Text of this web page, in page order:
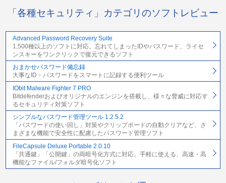
「各種セキュリティ」カテゴリのソフトレビュー
Advanced Password Recovery Suite
1,500種以上のソフトに対応。忘れてしまったIDやパスワード、ライセ
ンスキーをワンクリックで復元できるソフト
おまかせパスワード備忘録
大事なID・パスワードをスマートに記録する便利ツール
IObit Malware Fighter 7 PRO
Bitdefenderおよびオリジナルのエンジンを搭載し、様々な脅威に対応す
るセキュリティ対策ソフト
シンプルなパスワード管理ツール 1.2.5.2
「パスワードの使い回し」対策やクリップボードの自動クリアなど、さ
まざまな機能で安全性に配慮したパスワード管理ソフト
FileCapsule Deluxe Portable 2.0.10
「共通鍵」「公開鍵」の両暗号化方式に対応。手軽に使える、高速・高
機能なファイル/フォルダ暗号化ソフト